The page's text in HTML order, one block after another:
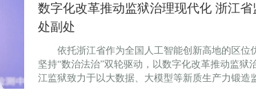
数字化改革推动监狱治理现代化 浙江
处副处
依托浙江省作为全国人工智能创新高地的区位
坚持“数治法治”双轮驱动，以数字化改革推动监狱
江监狱致力于以大数据、大模型等新质生产力锻造